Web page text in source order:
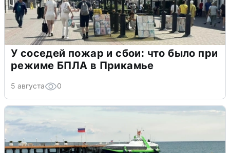
У соседей пожар и сбои: что было при
режиме БПЛА в Прикамье
5 августа 0